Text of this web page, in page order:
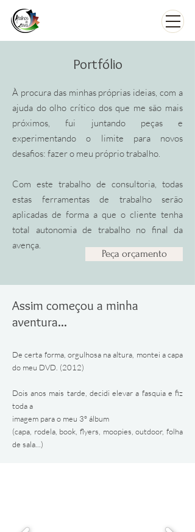
Portfólio
À procura das minhas próprias ideias, com a
ajuda do olho crítico dos que me são mais
próximos, fui juntando peças e
experimentando o limite para novos
desafios: fazer o meu próprio trabalho.
Com este trabalho de consultoria, todas
estas ferramentas de trabalho serão
aplicadas de forma a que o cliente tenha
total autonomia de trabalho no final da
avença.
Peça orçamento
Assim começou a minha
aventura...
De certa forma, orgulhosa na altura, montei a capa
do meu DVD. (2012)
Dois anos mais tarde, decidi elevar a fasquia e fiz
toda a
imagem para o meu 3º álbum
(capa, rodela, book, flyers, moopies, outdoor, folha
de sala...)